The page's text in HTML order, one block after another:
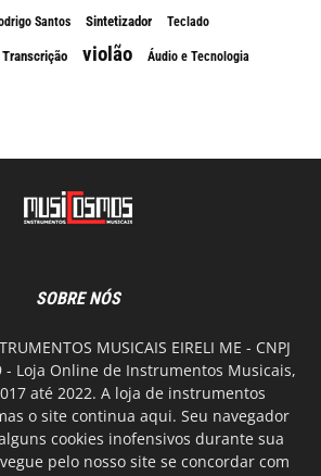
Santos Sintetizador Teclado
Transcrição violão Áudio e Tecnologia
SOBRE NÓS
MUSICAIS EIRELI ME - CNPJ
- Loja Online de Instrumentos Musicais,
até 2022. A loja de instrumentos
o site continua aqui. Seu navegador
cookies inofensivos durante sua
pelo nosso site se concordar com